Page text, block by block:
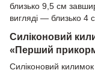
близько 9,5 см
вигляді — близько 4
Силіконовий
«Перший
Силіконовий